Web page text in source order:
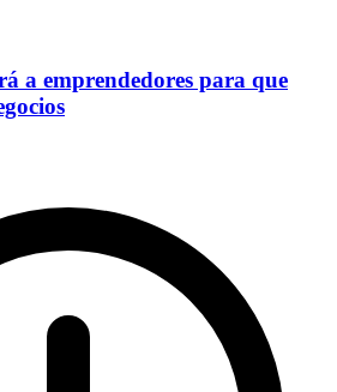
a emprendedores para que